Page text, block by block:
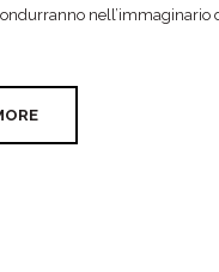
nell’immaginario